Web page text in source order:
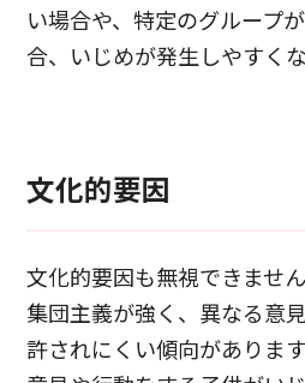
い場合や、特定のグループ
合、いじめが発生しやすくな
文化的要因
文化的要因も無視できませ
集団主義が強く、異なる意
許されにくい傾向がありま